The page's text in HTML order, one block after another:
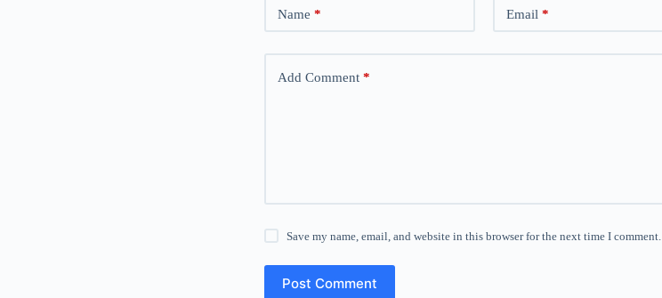
Name * Email *
Add Comment *
Save my name, email, and website in this browser for the next time I comment.
Post Comment